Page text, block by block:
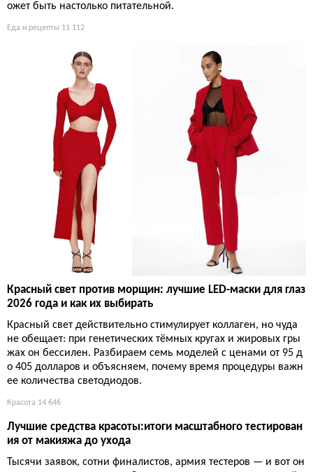
ожет быть настолько питательной.
Еда и рецепты 11 112
Красный свет против морщин: лучшие LED-маски для глаз
2026 года и как их выбирать
Красный свет действительно стимулирует коллаген, но чуда
не обещает: при генетических тёмных кругах и жировых гры
жах он бессилен. Разбираем семь моделей с ценами от 95 д
о 405 долларов и объясняем, почему время процедуры важн
ее количества светодиодов.
Красота 14 646
Лучшие средства красоты:итоги масштабного тестирован
ия от макияжа до ухода
Тысячи заявок, сотни финалистов, армия тестеров — и вот он